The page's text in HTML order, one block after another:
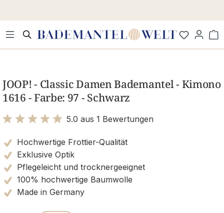
JOOP! - Classic Damen Bademantel - Kimono
1616 - Farbe: 97 - Schwarz
5.0 aus 1 Bewertungen
Hochwertige Frottier-Qualität
Exklusive Optik
Pflegeleicht und trocknergeeignet
100% hochwertige Baumwolle
Made in Germany